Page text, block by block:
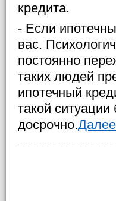
кредита.
- Если
вас.
постоянно
таких людей
ипотечный
такой
досрочно.